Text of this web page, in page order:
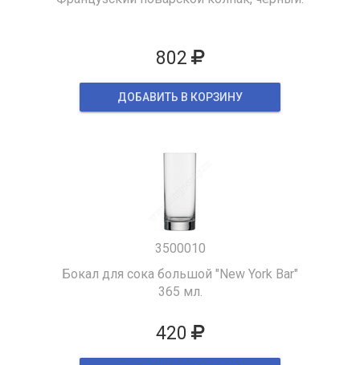
802
ДОБАВИТЬ В КОРЗИНУ
3500010
Бокал для сока большой "New York Bar"
365 мл.
420